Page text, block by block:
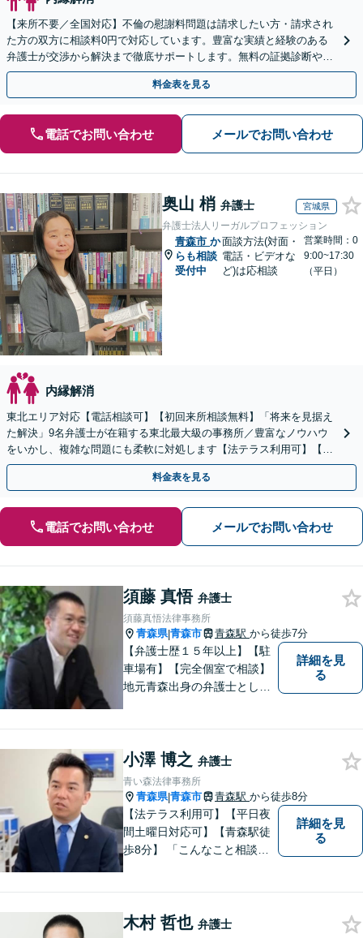
【来所不要／全国対応】不倫の慰謝料問題は請求したい方・請求され
た方の双方に相談料0円で対応しています。豊富な実績と経験のある
弁護士が交渉から解決まで徹底サポートします。無料の証拠診断や着
手金の返還保証もありますので安心してご相談ください。
料金表を見る
電話でお問い合わせ メールでお問い合わせ
奥山 梢 弁護士 宮城県
弁護士法人リーガルプロフェッション
青森市 か
らも相談
受付中
面談方法(対面・
電話・ビデオな
ど)は応相談
営業時間：0
9:00~17:30
（平日）
内縁解消
東北エリア対応【電話相談可】【初回来所相談無料】「将来を見据え
た解決」9名弁護士が在籍する東北最大級の事務所／豊富なノウハウ
をいかし、複雑な問題にも柔軟に対処します【法テラス利用可】【秘
密厳守】
料金表を見る
電話でお問い合わせ メールでお問い合わせ
須藤 真悟 弁護士
須藤真悟法律事務所
青森県|青森市 青森駅 から徒歩7分
【弁護士歴１５年以上】【駐
車場有】【完全個室で相談】
地元青森出身の弁護士とし
に、そして真剣に取り組みま
す。皆様が安心して相談でき
るような雰囲気づくりを行な
っています。
詳細を見
る
小澤 博之 弁護士
青い森法律事務所
青森県|青森市 青森駅 から徒歩8分
【法テラス利用可】【平日夜
間土曜日対応可】【青森駅徒
歩8分】 「こんなこと相談し
い。 皆様が抱えている問題に
詳細を見
る
木村 哲也 弁護士